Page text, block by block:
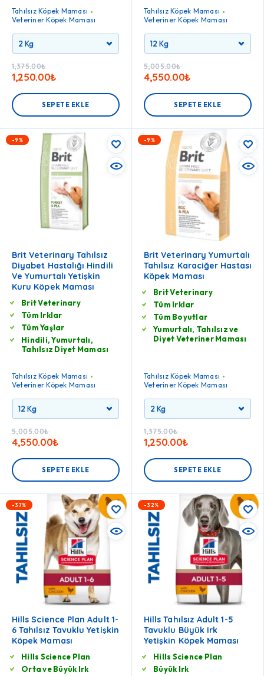
Tahılsız Köpek Maması
Veteriner Köpek Maması
1,375.00₺
1,250.00₺
SEPETE EKLE
Tahılsız Köpek Maması
Veteriner Köpek Maması
5,005.00₺
4,550.00₺
SEPETE EKLE
-9%
Brit Veterinary Tahılsız
Diyabet Hastalığı Hindili
Ve Yumurtalı Yetişkin
Kuru Köpek Maması
Brit Veterinary
Tüm Irklar
Tüm Yaşlar
Hindili, Yumurtalı,
Tahılsız Diyet Maması
Tahılsız Köpek Maması
Veteriner Köpek Maması
5,005.00₺
4,550.00₺
SEPETE EKLE
-9%
Brit Veterinary Yumurtalı
Tahılsız Karaciğer Hastası
Köpek Maması
Brit Veterinary
Tüm Irklar
Tüm Boyutlar
Yumurtalı, Tahılsız ve
Diyet Veteriner Maması
Tahılsız Köpek Maması
Veteriner Köpek Maması
1,375.00₺
1,250.00₺
SEPETE EKLE
-37%
Hills Science Plan Adult 1-
6 Tahılsız Tavuklu Yetişkin
Köpek Maması
Hills Science Plan
Orta ve Büyük Irk
-32%
Hills Tahılsız Adult 1-5
Tavuklu Büyük Irk
Yetişkin Köpek Maması
Hills Science Plan
Büyük Irk